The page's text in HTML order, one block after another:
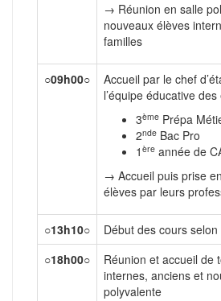
→ Réunion en salle
nouveaux élèves
familles
○09h00○
Accueil par le chef
l’équipe éducative
3ème Prépa
2nde Bac Pro
1 ère année de
→ Accueil puis prise
élèves par leurs
○13h10○
Début des cours selon
○18h00○
Réunion et accueil de
internes, anciens et
polyvalente